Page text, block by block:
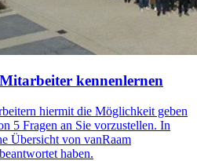
kennenlernen
hiermit die Möglichkeit geben
5 Fragen an Sie vorzustellen. In
Übersicht von vanRaam
haben.